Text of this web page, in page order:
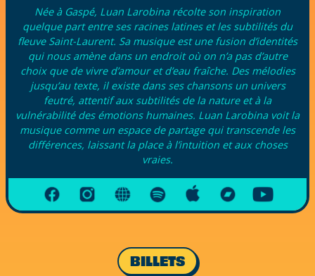
Née à Gaspé, Luan Larobina récolte son inspiration
quelque part entre ses racines latines et les subtilités du
fleuve Saint-Laurent. Sa musique est une fusion d’identités
qui nous amène dans un endroit où on n’a pas d’autre
choix que de vivre d’amour et d’eau fraîche. Des mélodies
jusqu’au texte, il existe dans ses chansons un univers
feutré, attentif aux subtilités de la nature et à la
vulnérabilité des émotions humaines. Luan Larobina voit la
musique comme un espace de partage qui transcende les
différences, laissant la place à l’intuition et aux choses
vraies.
BILLETS